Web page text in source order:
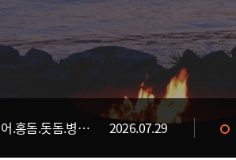
독도바다낚시터 7월 29일 &대병어.홍돔.돗돔.병어 입고& 2026.07.29
2026.07.31
독도바다낚시터 7월 29일 &대병어.홍돔.돗돔.병어 입고& 2026.07.29